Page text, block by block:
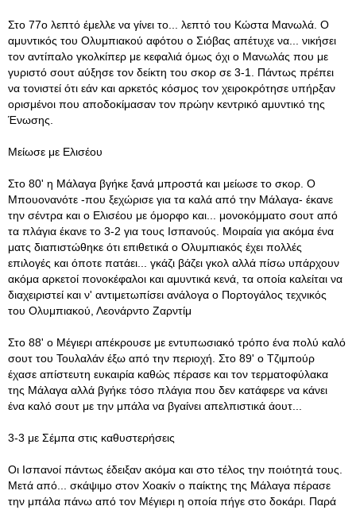
Στο 77ο λεπτό έμελλε να γίνει το... λεπτό του Κώστα Μανωλά. Ο
αμυντικός του Ολυμπιακού αφότου ο Σιόβας απέτυχε να... νικήσει
τον αντίπαλο γκολκίπερ με κεφαλιά όμως όχι ο Μανωλάς που με
γυριστό σουτ αύξησε τον δείκτη του σκορ σε 3-1. Πάντως πρέπει
να τονιστεί ότι εάν και αρκετός κόσμος τον χειροκρότησε υπήρξαν
ορισμένοι που αποδοκίμασαν τον πρώην κεντρικό αμυντικό της
Ένωσης.
Μείωσε με Ελισέου
Στο 80' η Μάλαγα βγήκε ξανά μπροστά και μείωσε το σκορ. Ο
Μπουονανότε -που ξεχώρισε για τα καλά από την Μάλαγα- έκανε
την σέντρα και ο Ελισέου με όμορφο και... μονοκόμματο σουτ από
τα πλάγια έκανε το 3-2 για τους Ισπανούς. Μοιραία για ακόμα ένα
ματς διαπιστώθηκε ότι επιθετικά ο Ολυμπιακός έχει πολλές
επιλογές και όποτε πατάει... γκάζι βάζει γκολ αλλά πίσω υπάρχουν
ακόμα αρκετοί πονοκέφαλοι και αμυντικά κενά, τα οποία καλείται να
διαχειριστεί και ν' αντιμετωπίσει ανάλογα ο Πορτογάλος τεχνικός
του Ολυμπιακού, Λεονάρντο Ζαρντίμ
Στο 88' ο Μέγιερι απέκρουσε με εντυπωσιακό τρόπο ένα πολύ καλό
σουτ του Τουλαλάν έξω από την περιοχή. Στο 89' ο Τζιμπούρ
έχασε απίστευτη ευκαιρία καθώς πέρασε και τον τερματοφύλακα
της Μάλαγα αλλά βγήκε τόσο πλάγια που δεν κατάφερε να κάνει
ένα καλό σουτ με την μπάλα να βγαίνει απελπιστικά άουτ...
3-3 με Σέμπα στις καθυστερήσεις
Οι Ισπανοί πάντως έδειξαν ακόμα και στο τέλος την ποιότητά τους.
Μετά από... σκάψιμο στον Χοακίν ο παίκτης της Μάλαγα πέρασε
την μπάλα πάνω από τον Μέγιερι η οποία πήγε στο δοκάρι. Παρά